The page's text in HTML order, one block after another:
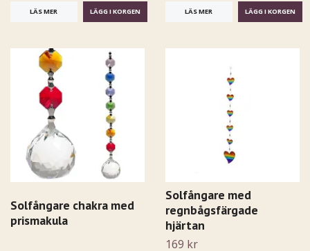
LÄS MER LÄS MER
Solfångare chakra med
prismakula
Solfångare med
regnbågsfärgade
hjärtan
169 kr